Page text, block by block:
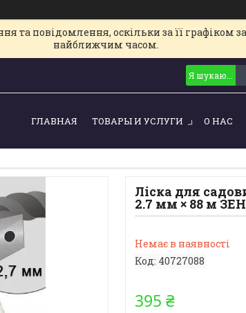
повідомлення, оскільки за її графіком
найближчим часом.
ГЛАВНАЯ ТОВАРЫ И УСЛУГИ О НАС
Ліска для
2.7 мм × 88 м
Немає в наявності
Код: 40727088
395 ₴